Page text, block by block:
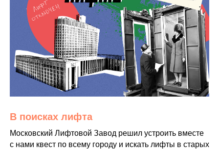
В поисках лифта
Московский Лифтовой Завод решил устроить вместе
с нами квест по всему городу и искать лифты в старых